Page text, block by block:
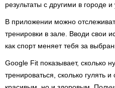
результаты с другими в городе и
В приложении можно
тренировки в зале. Вводи свои
как спорт меняет тебя за
Google Fit показывает, сколько
тренироваться, сколько гулять